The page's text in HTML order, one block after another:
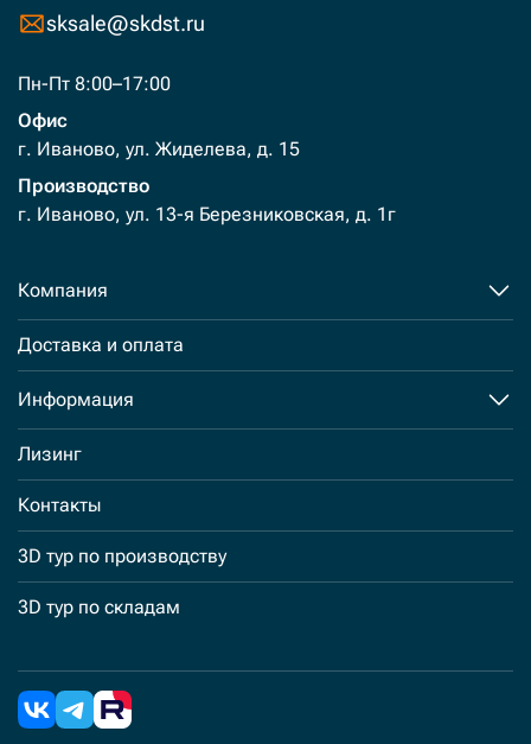
sksale@skdst.ru
Пн-Пт 8:00–17:00
Офис
г. Иваново, ул. Жиделева, д. 15
Производство
г. Иваново, ул. 13-я Березниковская, д. 1г
Компания
Доставка и оплата
Информация
Лизинг
Контакты
3D тур по производству
3D тур по складам